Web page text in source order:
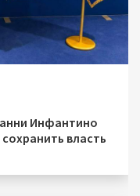
Инфантино
власть